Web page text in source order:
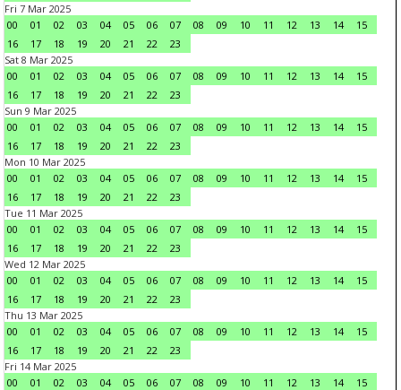
Fri 7 Mar 2025
00
01 02 03 04 05 06 07 08 09 10 11 12 13 14
15
16
17 18 19 20 21 22
23
Sat 8 Mar 2025
00
01 02 03 04 05 06 07 08 09 10 11 12 13 14
15
16
17 18 19 20 21 22
23
Sun 9 Mar 2025
00
01 02 03 04 05 06 07 08 09 10 11 12 13 14
15
16
17 18 19 20 21 22
23
Mon 10 Mar 2025
00
01 02 03 04 05 06 07 08 09 10 11 12 13 14
15
16
17 18 19 20 21 22
23
Tue 11 Mar 2025
00
01 02 03 04 05 06 07 08 09 10 11 12 13 14
15
16
17 18 19 20 21 22
23
Wed 12 Mar 2025
00
01 02 03 04 05 06 07 08 09 10 11 12 13 14
15
16
17 18 19 20 21 22
23
Thu 13 Mar 2025
00
01 02 03 04 05 06 07 08 09 10 11 12 13 14
15
16
17 18 19 20 21 22
23
Fri 14 Mar 2025
00
01 02 03 04 05 06 07 08 09 10 11 12 13 14
15